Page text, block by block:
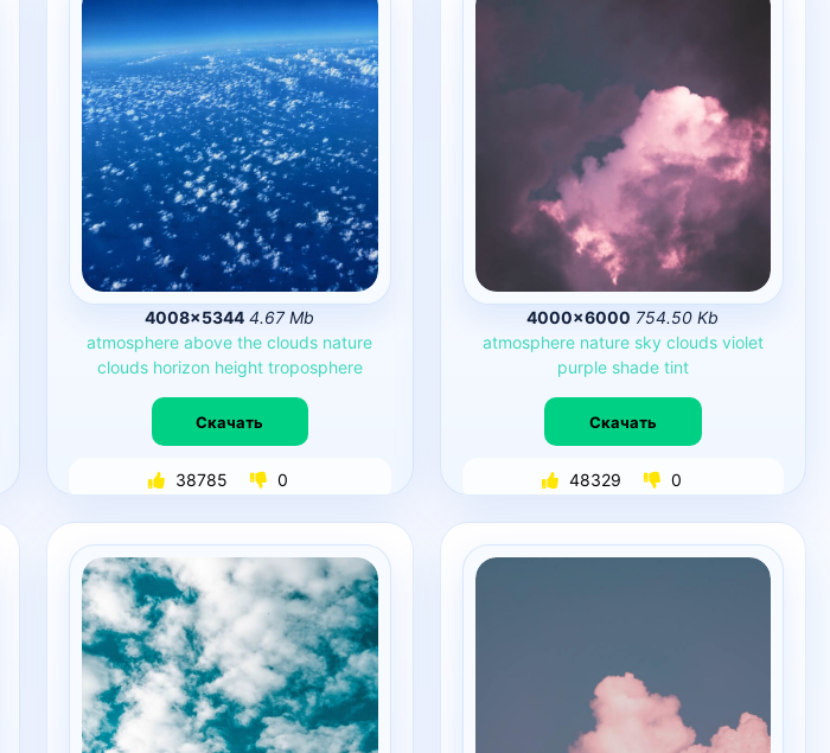
4008×5344 4.67 Mb
atmosphere above the clouds nature
clouds horizon height troposphere
Скачать
38785 0
4000×6000 754.50 Kb
atmosphere nature sky clouds violet
purple shade tint
Скачать
48329 0